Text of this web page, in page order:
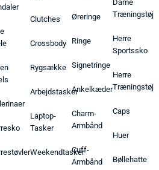
Clutches
Crossbody
Rygsække
Arbejdstasker
Laptop-
Tasker
Weekendtasker
Øreringe
Ringe
Signetringe
Ankelkæder
Charm-
Armbånd
Cuff-
Armbånd
Dame
Træningstøj
Herre
Sportssko
Herre
Træningstøj
Caps
Huer
Bøllehatte